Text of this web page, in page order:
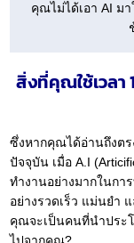
คุณไม่ได้เอา AI ม
สิ่งที่คุณใช้เวลา
ซึ่งหากคุณได้อ่านถึงต
ปัจจุบัน เมื่อ A.I
ทำงานอย่างมากในกา
อย่างรวดเร็ว แม่นยำ
คุณจะเป็นคนที่นำประ